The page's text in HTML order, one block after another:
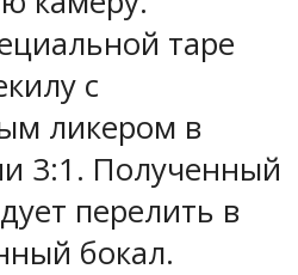
таре
с
ликером в
3:1. Полученный
перелить в
бокал.